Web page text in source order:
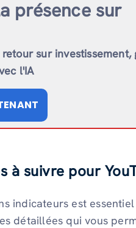
présence sur
sur investissement,
l'IA
à suivre pour
indicateurs est
détaillées qui vous